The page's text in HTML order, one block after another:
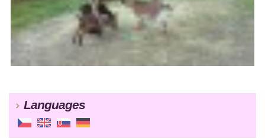
Languages